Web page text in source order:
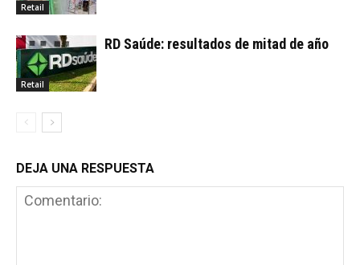
Retail
Retail
RD Saúde: resultados de mitad de año
DEJA UNA RESPUESTA